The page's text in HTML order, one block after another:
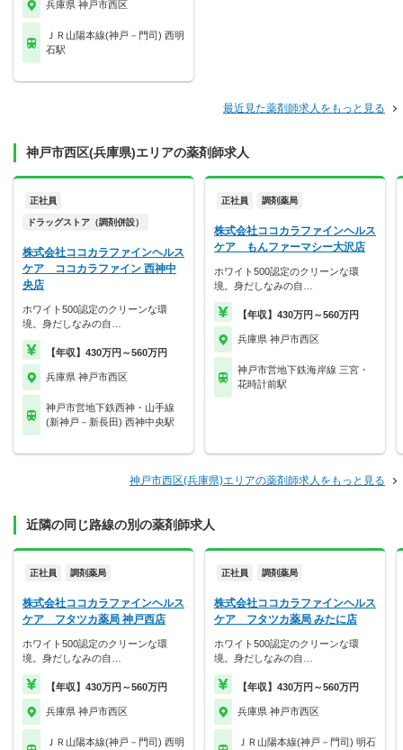
兵庫県 神戸市西区
ＪＲ山陽本線(神戸－門司) 西明
石駅
最近見た薬剤師求人をもっと見る
神戸市西区(兵庫県)エリアの薬剤師求人
正社員
ドラッグストア（調剤併設）
株式会社ココカラファインヘルス
ケア ココカラファイン 西神中
央店
ホワイト500認定のクリーンな環
境。身だしなみの自…
【年収】430万円～560万円
兵庫県 神戸市西区
神戸市営地下鉄西神・山手線
(新神戸－新長田) 西神中央駅
正社員 調剤薬局
株式会社ココカラファインヘルス
ケア もんファーマシー大沢店
ホワイト500認定のクリーンな環
境。身だしなみの自…
【年収】430万円～560万円
兵庫県 神戸市西区
神戸市営地下鉄海岸線 三宮・
花時計前駅
神戸市西区(兵庫県)エリアの薬剤師求人をもっと見る
近隣の同じ路線の別の薬剤師求人
正社員 調剤薬局
株式会社ココカラファインヘルス
ケア フタツカ薬局 神戸西店
ホワイト500認定のクリーンな環
境。身だしなみの自…
【年収】430万円～560万円
兵庫県 神戸市西区
ＪＲ山陽本線(神戸－門司) 西明
正社員 調剤薬局
株式会社ココカラファインヘルス
ケア フタツカ薬局 みたに店
ホワイト500認定のクリーンな環
境。身だしなみの自…
【年収】430万円～560万円
兵庫県 神戸市西区
ＪＲ山陽本線(神戸－門司) 明石